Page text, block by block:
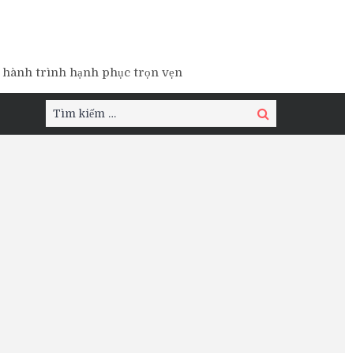
hành trình hạnh phục trọn vẹn
Tìm
kiếm:
Tìm
kiếm